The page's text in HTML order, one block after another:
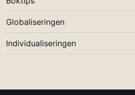
Globaliseringen
Individualiseringen